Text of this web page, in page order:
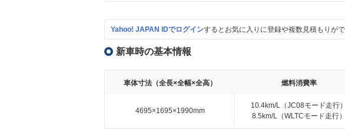
Yahoo! JAPAN IDでログインするとお気に入りに登録や複数見積もりが
新車時の基本情報
車体寸法（全長×全幅×全高） 燃料消費率
4695×1695×1990mm
10.4km/L（JC08モード走行）
8.5km/L（WLTCモード走行）